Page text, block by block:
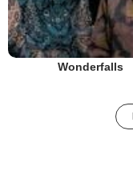
Wonderfalls